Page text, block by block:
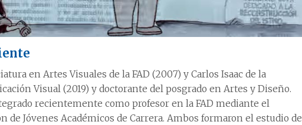
en Artes Visuales de la FAD (2007) y Carlos Isaac de la
Visual (2019) y doctorante del posgrado en Artes y Diseño.
recientemente como profesor en la FAD mediante el
de Jóvenes Académicos de Carrera. Ambos formaron el estudio de